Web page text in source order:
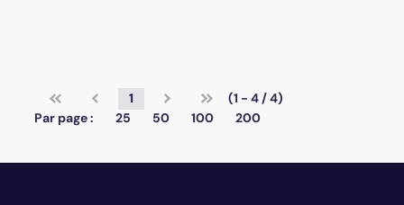
1
(1 - 4 / 4)
Par page :
25 50 100 200